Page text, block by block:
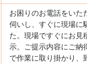
お困りのお電話をいた
伺いし、すぐに現場に
た。現場ですぐにお見
示。ご提示内容にご納
で作業に取り掛かり、